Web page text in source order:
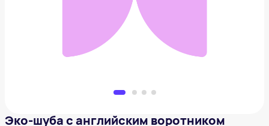
Добавить в вишлист
Эко-шуба с английским воротником